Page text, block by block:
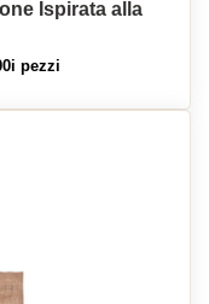
Ispirata alla
pezzi